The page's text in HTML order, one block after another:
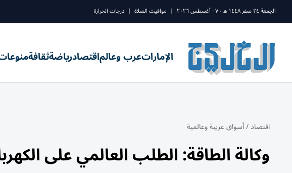
الجمعة ٢٤ صفر ١٤٤٨ ه - ٠٧ أغسطس ٢٠٢٦ | مواقيت الصلاة | درجات الحرارة
الإماراتعرب وعالماقتصادرياضةثقافة
اقتصاد/أسواق عربية وعالمية
وكالة الطاقة: الطلب العالمي على الكهرباء ينمو 4%